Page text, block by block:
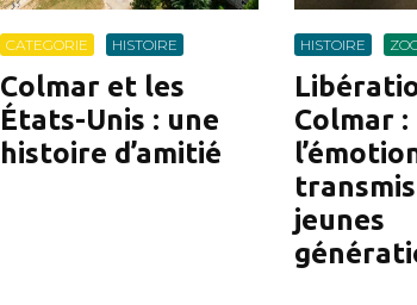
CATEGORIE HISTOIRE
Colmar et les
États-Unis : une
histoire d’amitié
HISTOIRE
Colmar :
jeunes